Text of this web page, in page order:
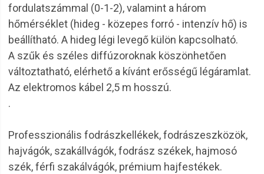
fordulatszámmal (0-1-2), valamint a három
hőmérséklet (hideg - közepes forró - intenzív hő) is
beállítható. A hideg légi levegő külön kapcsolható.
A szűk és széles diffúzoroknak köszönhetően
változtatható, elérhető a kívánt erősségű légáramlat.
Az elektromos kábel 2,5 m hosszú.
.
Professzionális fodrászkellékek, fodrászeszközök,
hajvágók, szakállvágók, fodrász székek, hajmosó
szék, férfi szakálvágók, prémium hajfestékek.